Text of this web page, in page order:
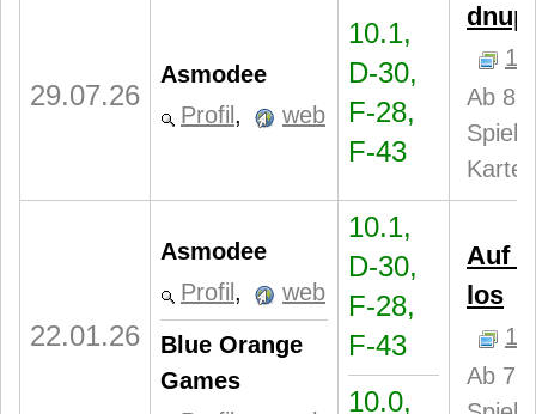
29.07.26
Asmodee
Profil , web
10.1,
D-30,
F-28,
F-43
dnup
1
Ab 8
22.01.26
Asmodee
Profil ,
web
Blue Orange
Games
10.1,
D-30,
F-28,
F-43
10.0,
Auf
los
1
Ab 7